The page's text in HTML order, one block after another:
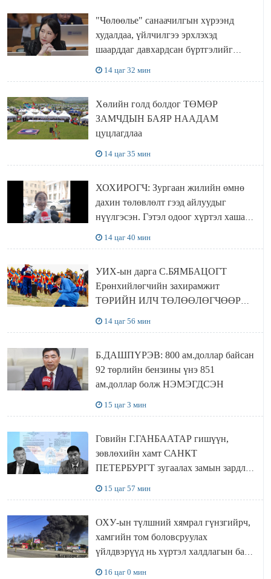
"Чөлөөлье" санаачилгын хүрээнд
худалдаа, үйлчилгээ эрхлэхэд
шаарддаг давхардсан бүртгэлийг
14 цаг 32 мин
Хөлийн голд болдог ТӨМӨР
ЗАМЧДЫН БАЯР НААДАМ
цуцлагдлаа
14 цаг 35 мин
ХОХИРОГЧ: Зургаан жилийн өмнө
дахин төлөвлөлт гээд айлуудыг
нүүлгэсэн. Гэтэл одоог хүртэл хашаа
14 цаг 40 мин
УИХ-ын дарга С.БЯМБАЦОГТ
Ерөнхийлөгчийн захирамжит
ТӨРИЙН ИЛЧ ТӨЛӨӨЛӨГЧӨӨР
14 цаг 56 мин
Б.ДАШПҮРЭВ: 800 ам.доллар байсан
92 төрлийн бензины үнэ 851
ам.доллар болж НЭМЭГДСЭН
15 цаг 3 мин
Говийн Г.ГАНБААТАР гишүүн,
зөвлөхийн хамт САНКТ
ПЕТЕРБУРГТ зугаалах замын зардлаа
15 цаг 57 мин
ОХУ-ын түлшний хямрал гүнзгийрч,
хамгийн том боловсруулах
үйлдвэрүүд нь хүртэл халдлагын бай
16 цаг 0 мин